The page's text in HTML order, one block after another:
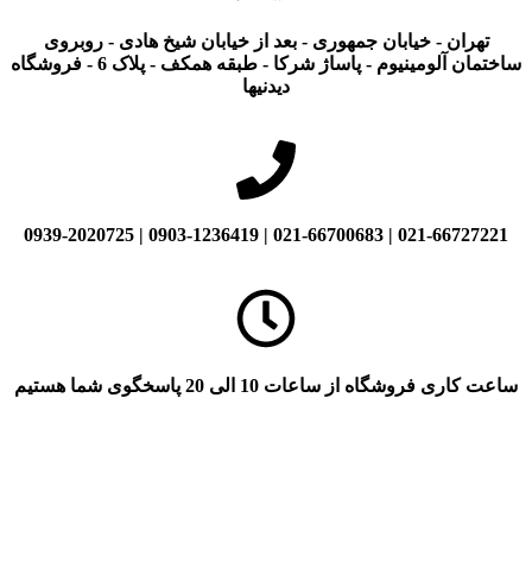
تهران - خیابان جمهوری - بعد از خیابان شیخ هادی - روبروی
ساختمان آلومینیوم - پاساژ شرکا - طبقه همکف - پلاک 6 - فروشگاه
دیدنیها
021-66727221 | 021-66700683 | 0903-1236419 | 0939-2020725
ساعت کاری فروشگاه از ساعات 10 الی 20 پاسخگوی شما هستیم